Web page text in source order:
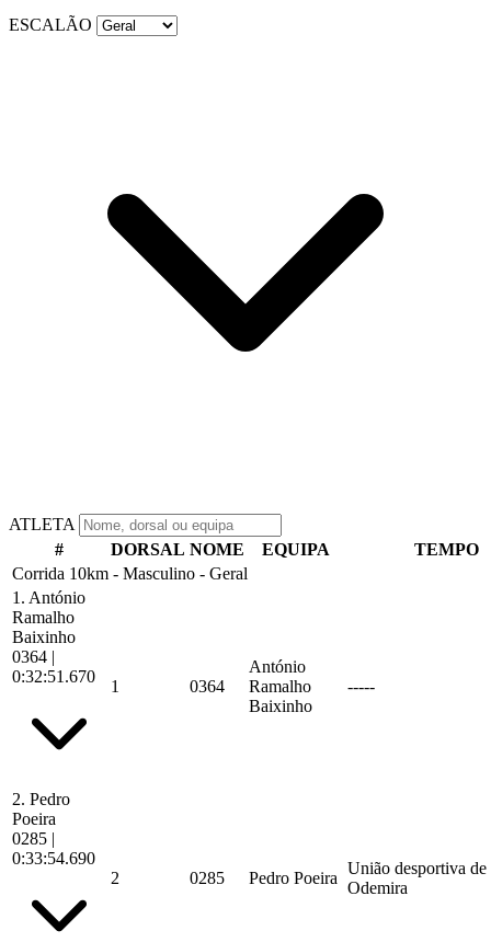
ESCALÃO
ATLETA
#
DORSAL NOME EQUIPA
TEMPO
Corrida 10km - Masculino - Geral
1. António
Ramalho
Baixinho
0364 |
0:32:51.670
1 0364
António
Ramalho
Baixinho
-----
2. Pedro
Poeira
0285 |
0:33:54.690
2
0285 Pedro Poeira
União desportiva de
Odemira